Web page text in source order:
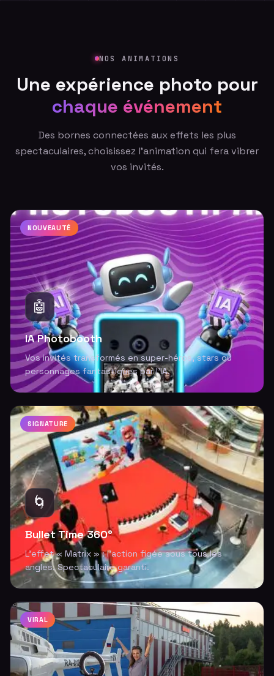
Make Up For Ever
Nestenn
NOS ANIMATIONS
Une expérience photo pour
chaque événement
Des bornes connectées aux effets les plus
spectaculaires, choisissez l'animation qui fera vibrer
vos invités.
NOUVEAUTÉ
🤖
IA Photobooth
Vos invités transformés en super-héros, stars ou
personnages fantastiques par l'IA.
SIGNATURE
🌀
Bullet Time 360°
L'effet « Matrix » : l'action figée sous tous les
angles. Spectaculaire garanti.
VIRAL